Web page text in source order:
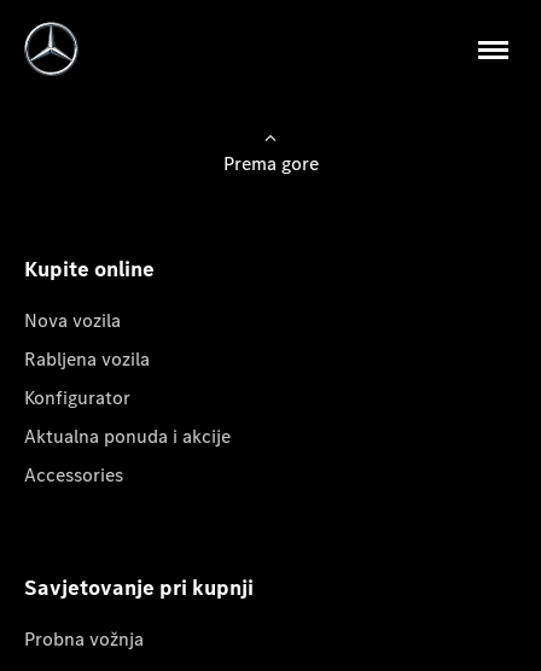
Prema gore
Kupite online
Nova vozila
Rabljena vozila
Konfigurator
Aktualna ponuda i akcije
Accessories
Savjetovanje pri kupnji
Probna vožnja